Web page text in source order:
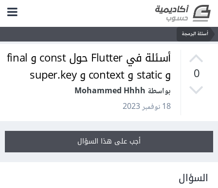
أسئلة البرمجة
0
أسئلة في Flutter حول const و final
و static و context و super.key
بواسطة Mohammed Hhhh
18 نوفمبر 2023
أجب على هذا السؤال
السؤال